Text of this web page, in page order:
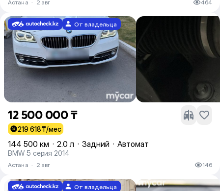
Астана · 2 авг 464
От владельца
12 500 000 ₸
219 618₸/мес
144 500 км · 2.0 л · Задний · Автомат
BMW 5 серия 2014
Астана · 2 авг 146
От владельца